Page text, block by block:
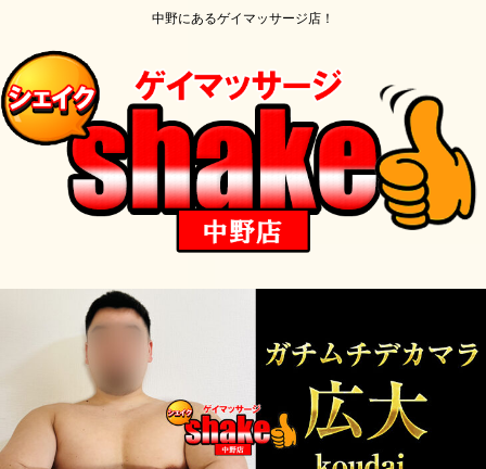
中野にあるゲイマッサージ店！